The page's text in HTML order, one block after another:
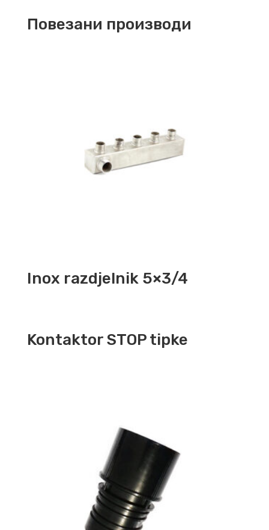
Повезани производи
Inox razdjelnik 5×3/4
Kontaktor STOP tipke